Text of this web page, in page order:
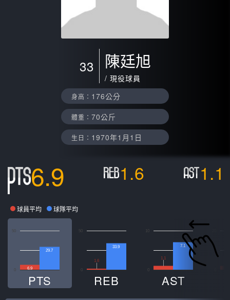
33 陳廷旭
/ 現役球員
身高： 176公分
體重： 70公斤
生日： 1970年1月1日
6.9 1.6 1.1
球員平均 球隊平均
50
6.9
29.7
PTS
50
1.6
33.9
REB
1.1
7.1
AST